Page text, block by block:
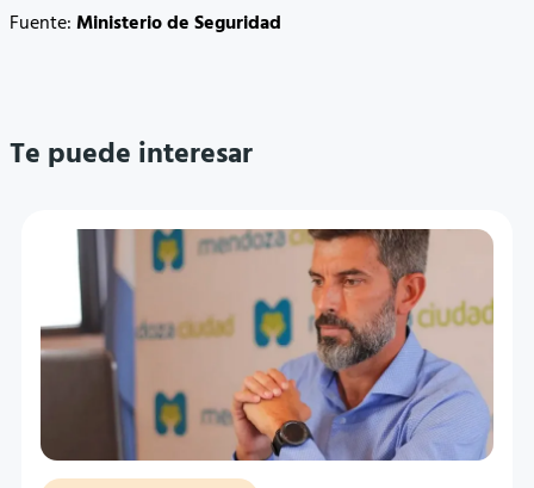
Fuente:Ministerio de Seguridad
Te puede interesar